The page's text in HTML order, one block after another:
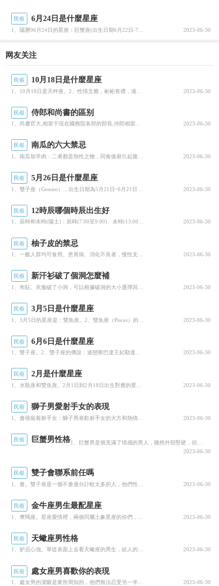
黎平肇興侗寨：肇興侗寨位于貴州省黔東南苗
族侗族自治州黎平縣，是黔東南侗族地區最大的侗
族村寨之一。占地 18萬平方米，居民800餘戶，
4000多人，号稱“黎平第一侗寨”。肇興侗寨四面環
山，寨子建于山中盆地，一條小河穿寨而過。寨中
房屋為幹蘭式吊腳樓，鱗次栉比，錯落有緻，全部
用杉木建造，硬山頂覆小青瓦，古樸實用。肇興侗
寨全為陸姓侗族，分為五大房族，分居五個自然片
區，當地稱之為“團”。分為仁團、義團、禮團、智
團、信團五團。肇興大寨五個大團都有自己的鼓
樓，即“仁、義、禮、智、信”五座鼓樓，被稱為“肇
興鼓樓群”，是侗鄉鼓樓之最，蔚為壯觀。肇興侗
寨在穿寨而過的小河上，還建有五座小型拙樸的花
橋，以配鼓樓。其仁團、義團的花橋、鼓樓與戲
樓，匠心獨特。
三寶千戶侗寨：三寶幹戶侗寨位于榕江縣車江
鄉壩區，是全國侗族人口居住最密集的地區，由三
四個大小不一的侗寨連成，分上、中、下寶寨，合
二、侗族村寨中的特色建築
侗族鼓樓是侗族特有的建築形式，也是侗寨的
一個重要标志，所以有“見到樓，必是侗寨”之說。
鼓樓是侗族吉祥如意的象征，興旺的标志。因此侗
寨修建鼓樓是全寨所有人的共同榮譽和意願，寨中
人把它當做一件喜慶大事來看待，家家為此出錢出
民俗 6月24日是什麼星座
2023-06-30
网友关注
民俗 10月18日是什麼星座
2023-06-30
民俗 侍郎和尚書的區别
1、尚書官大,相當于現在國務院各部的部長,侍郎相當于現在的副部長。2、侍郎，官名。漢代郎官的一種，本... 2023-06-30
民俗 南瓜的六大禁忌
2023-06-30
民俗 5月26日是什麼星座
2023-06-30
民俗 12時辰哪個時辰出生好
1、辰時和未時(陽土)：辰時(7:00至9:00)、未時(13:00至15:00):辰土未土，正是白... 2023-06-30
民俗 柚子皮的禁忌
2023-06-30
民俗 新汗衫破了個洞怎麼補
2023-06-30
民俗 3月5日是什麼星座
2023-06-30
民俗 6月6日是什麼星座
2023-06-30
民俗 2月是什麼星座
2023-06-30
民俗 獅子男愛射手女的表現
1、會很寵着射手女：獅子男喜歡射手女的大方和熱情，認為射手女和自己是一類的人。獅子男在很多方面會很寵... 2023-06-30
民俗 巨蟹男性格
2023-06-30
民俗 雙子會聯系前任嗎
2023-06-30
民俗 金牛座男生最配星座
2023-06-30
民俗 天蠍座男性格
1、妒忌心強。單從表面上去看天蠍座的男生，給人的第一感覺是陰險的，因為他們不太善于表達，抑或是不去和... 2023-06-30
民俗 處女座男喜歡你的表現
1、處女男的潔癖是衆所周知的，他們無法忍受另一半邋遢，不喜歡整理的習慣，對于衛生習慣這方面是個十分要... 2023-06-30